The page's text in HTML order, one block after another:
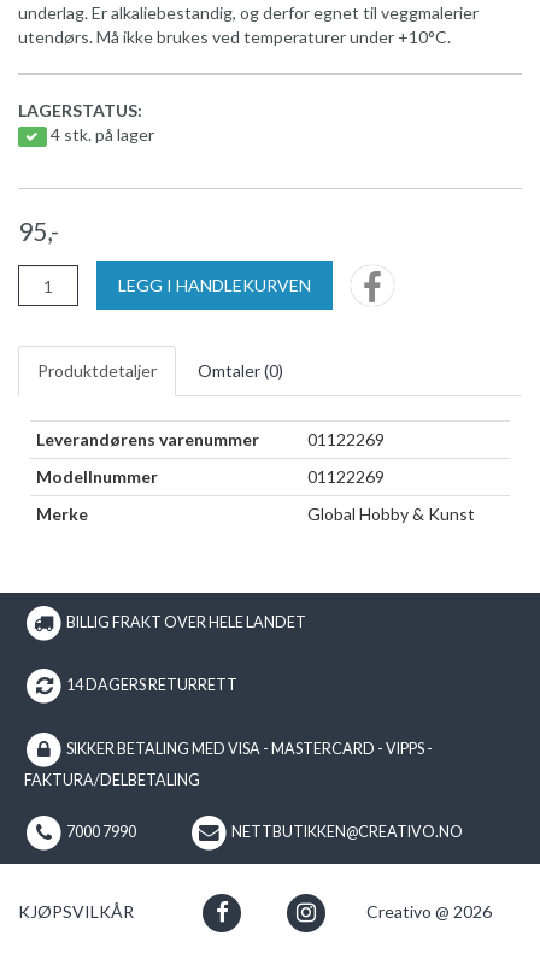
underlag. Er alkaliebestandig, og derfor egnet til veggmalerier
utendørs. Må ikke brukes ved temperaturer under +10°C.
LAGERSTATUS:
4 stk. på lager
95,-
LEGG I HANDLEKURVEN
Produktdetaljer Omtaler (0)
Leverandørens varenummer
01122269
Modellnummer
01122269
Merke
Global Hobby & Kunst
BILLIG FRAKT OVER HELE LANDET
14 DAGERS RETURRETT
SIKKER BETALING MED VISA - MASTERCARD - VIPPS -
FAKTURA/DELBETALING
7000 7990 NETTBUTIKKEN@CREATIVO.NO
KJØPSVILKÅR Creativo @ 2026